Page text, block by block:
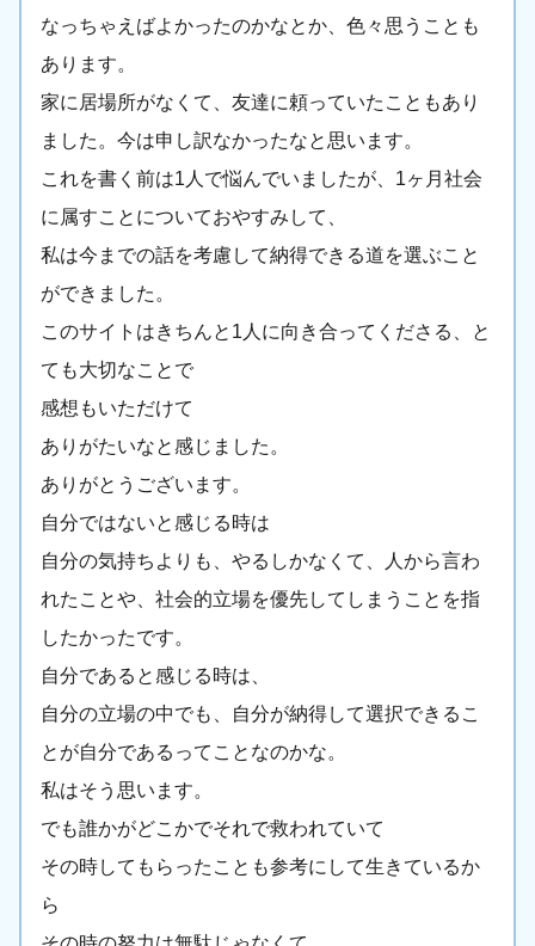
なっちゃえばよかったのかなとか、色々思うことも
あります。
家に居場所がなくて、友達に頼っていたこともあり
ました。今は申し訳なかったなと思います。
これを書く前は1人で悩んでいましたが、1ヶ月社会
に属すことについておやすみして、
私は今までの話を考慮して納得できる道を選ぶこと
ができました。
このサイトはきちんと1人に向き合ってくださる、と
ても大切なことで
感想もいただけて
ありがたいなと感じました。
ありがとうございます。
自分ではないと感じる時は
自分の気持ちよりも、やるしかなくて、人から言わ
れたことや、社会的立場を優先してしまうことを指
したかったです。
自分であると感じる時は、
自分の立場の中でも、自分が納得して選択できるこ
とが自分であるってことなのかな。
私はそう思います。
でも誰かがどこかでそれで救われていて
その時してもらったことも参考にして生きているか
ら